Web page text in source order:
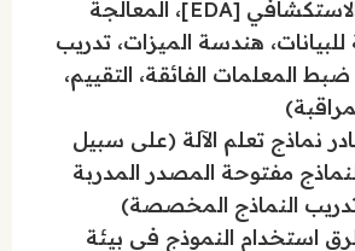
البيانات الاستكشافي [EDA]، المعالجة
هندسة الميزات، تدريب
ضبط المعلمات الفائقة، التقييم،
نماذج تعلم الآلة (على سبيل
مفتوحة المصدر المدربة
النماذج المخصصة)
استخدام النموذج في بيئة